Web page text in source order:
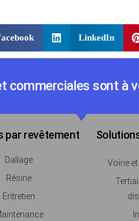
LinkedIn
commerciales sont à
par revêtement
Dallage
Résine
Entretien
Voirie